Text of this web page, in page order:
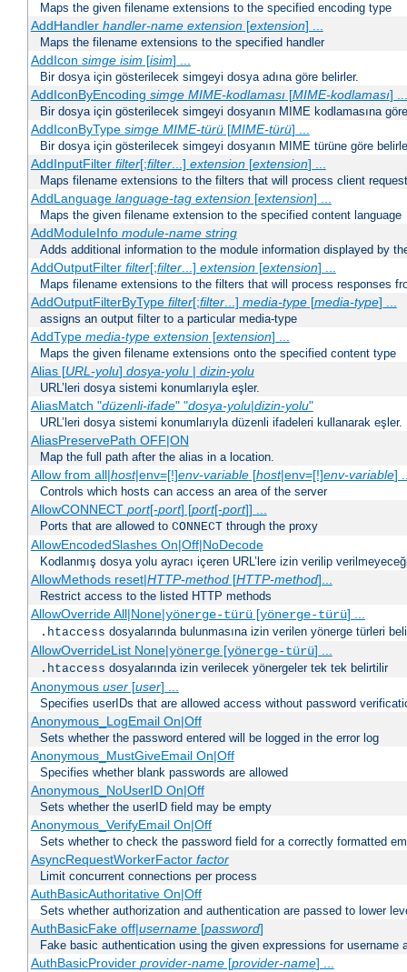
Maps the given filename extensions to the specified encoding type
AddHandler handler-name extension[extension] ...
Maps the filename extensions to the specified handler
AddIcon simge isim [isim] ...
Bir dosya için gösterilecek simgeyi dosya adına göre belirler.
AddIconByEncoding simge MIME-kodlaması[MIME-kodlaması] ...
Bir dosya için gösterilecek simgeyi dosyanın MIME kodlamasına
AddIconByType simge MIME-türü[MIME-türü] ...
Bir dosya için gösterilecek simgeyi dosyanın MIME türüne göre
AddInputFilter filter[;filter...] extension[extension] ...
Maps filename extensions to the filters that will process client
AddLanguage language-tag extension[extension] ...
Maps the given filename extension to the specified content language
AddModuleInfo module-name string
Adds additional information to the module information displayed by
AddOutputFilter filter[;filter...] extension[extension] ...
Maps filename extensions to the filters that will process responses
AddOutputFilterByType filter[;filter...] media-type[media-type] ...
assigns an output filter to a particular media-type
AddType media-type extension[extension] ...
Maps the given filename extensions onto the specified content type
Alias [URL-yolu] dosya-yolu| dizin-yolu
URL’leri dosya sistemi konumlarıyla eşler.
AliasMatch "düzenli-ifade" "dosya-yolu|dizin-yolu"
URL’leri dosya sistemi konumlarıyla düzenli ifadeleri kullanarak eşler.
AliasPreservePath OFF|ON
Map the full path after the alias in a location.
Allow from all|host|env=[!]env-variable[host|env=[!]env-variable]
Controls which hosts can access an area of the server
AllowCONNECT port[-port] [port[-port]] ...
Ports that are allowed to CONNECT through the proxy
AllowEncodedSlashes On|Off|NoDecode
Kodlanmış dosya yolu ayracı içeren URL’lere izin verilip
AllowMethods reset|HTTP-method[HTTP-method]...
Restrict access to the listed HTTP methods
AllowOverride All|None|yönerge-türü[yönerge-türü] ...
.htaccess dosyalarında bulunmasına izin verilen yönerge türleri
AllowOverrideList None|yönerge[yönerge-türü] ...
.htaccess dosyalarında izin verilecek yönergeler tek tek belirtilir
Anonymous user[user] ...
Specifies userIDs that are allowed access without password
Anonymous_LogEmail On|Off
Sets whether the password entered will be logged in the error log
Anonymous_MustGiveEmail On|Off
Specifies whether blank passwords are allowed
Anonymous_NoUserID On|Off
Sets whether the userID field may be empty
Anonymous_VerifyEmail On|Off
Sets whether to check the password field for a correctly formatted
AsyncRequestWorkerFactor factor
Limit concurrent connections per process
AuthBasicAuthoritative On|Off
Sets whether authorization and authentication are passed to lower
AuthBasicFake off|username[password]
Fake basic authentication using the given expressions for username
AuthBasicProvider provider-name[provider-name] ...